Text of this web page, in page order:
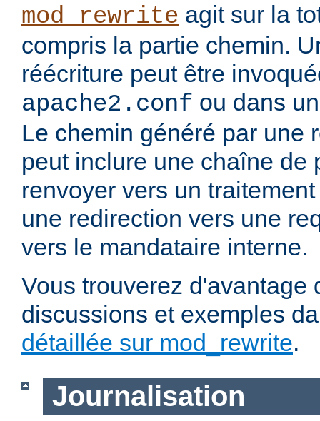
mod_rewrite agit sur la
compris la partie chemin.
réécriture peut être
apache2.conf ou dans
Le chemin généré par une
peut inclure une chaîne de
renvoyer vers un
une redirection vers une
vers le mandataire interne.
Vous trouverez d'avantage
discussions et exemples
détaillée sur mod_rewrite.
Journalisation